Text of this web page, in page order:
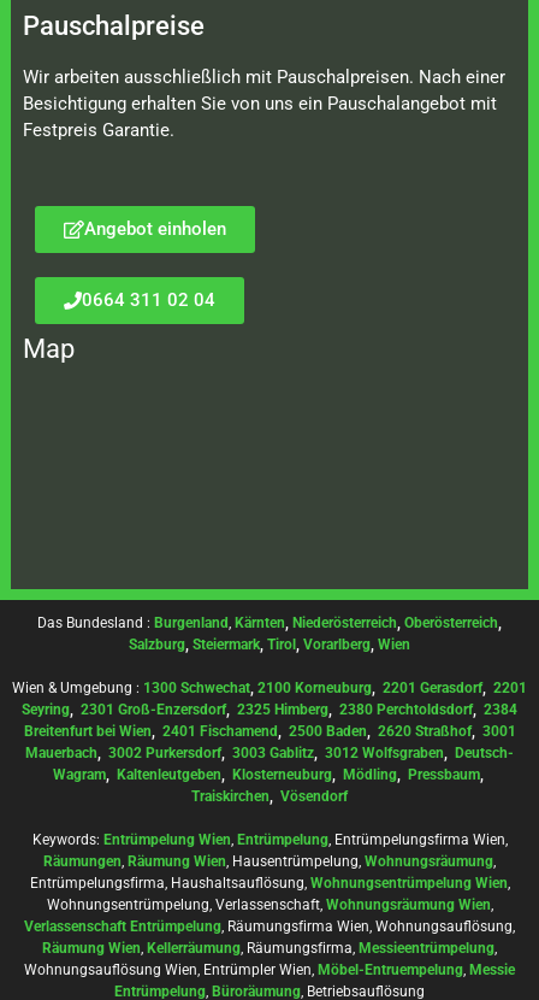
Pauschalpreise
Wir arbeiten ausschließlich mit Pauschalpreisen. Nach einer
Besichtigung erhalten Sie von uns ein Pauschalangebot mit
Festpreis Garantie.
Angebot einholen
0664 311 02 04
Map
Das Bundesland : Burgenland, Kärnten, Niederösterreich, Oberösterreich,
Salzburg, Steiermark, Tirol , Vorarlberg, Wien
Wien & Umgebung : 1300 Schwechat, 2100 Korneuburg, 2201 Gerasdorf, 2201
Seyring, 2301 Groß-Enzersdorf, 2325 Himberg, 2380 Perchtoldsdorf, 2384
Breitenfurt bei Wien, 2401 Fischamend, 2500 Baden, 2620 Straßhof, 3001
Mauerbach, 3002 Purkersdorf, 3003 Gablitz, 3012 Wolfsgraben, Deutsch-
Wagram, Kaltenleutgeben, Klosterneuburg, Mödling, Pressbaum,
Traiskirchen, Vösendorf
Keywords: Entrümpelung Wien, Entrümpelung, Entrümpelungsfirma Wien,
Räumungen, Räumung Wien, Hausentrümpelung, Wohnungsräumung,
Entrümpelungsfirma, Haushaltsauflösung, Wohnungsentrümpelung Wien,
Wohnungsentrümpelung, Verlassenschaft, Wohnungsräumung Wien,
Verlassenschaft Entrümpelung, Räumungsfirma Wien, Wohnungsauflösung,
Räumung Wien, Kellerräumung, Räumungsfirma, Messieentrümpelung,
Wohnungsauflösung Wien, Entrümpler Wien, Möbel-Entruempelung, Messie
Entrümpelung, Büroräumung, Betriebsauflösung